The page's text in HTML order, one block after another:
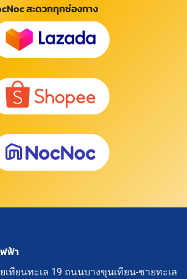
สะดวกทุกช่องทาง
ฟ้า
เทียนทะเล 19 ถนนบางขุนเทียน-ชายทะเล